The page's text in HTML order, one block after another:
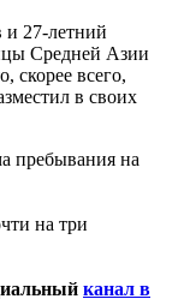
и 27-летний
Средней Азии
скорее всего,
в своих
пребывания на
на три
канал в